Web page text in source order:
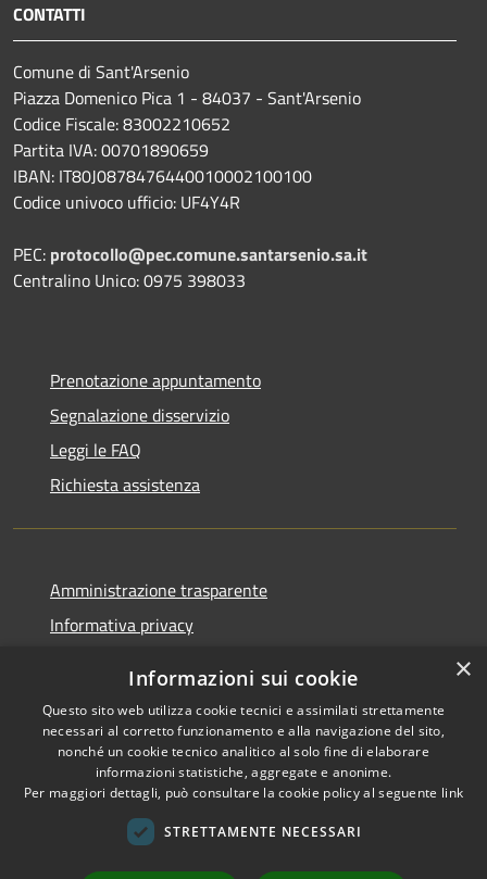
CONTATTI
Comune di Sant'Arsenio
Piazza Domenico Pica 1 - 84037 - Sant'Arsenio
Codice Fiscale: 83002210652
Partita IVA: 00701890659
IBAN: IT80J0878476440010002100100
Codice univoco ufficio: UF4Y4R
PEC: protocollo@pec.comune.santarsenio.sa.it
Centralino Unico: 0975 398033
Prenotazione appuntamento
Segnalazione disservizio
Leggi le FAQ
Richiesta assistenza
Amministrazione trasparente
Informativa privacy
Dichiarazione di accessibilità
RSS
Copyright © 2026 • Comune di
Sant'Arsenio • Powered by
×
Informazioni sui cookie
Questo sito web utilizza cookie tecnici e assimilati strettamente
necessari al corretto funzionamento e alla navigazione del sito,
nonché un cookie tecnico analitico al solo fine di elaborare
informazioni statistiche, aggregate e anonime.
Per maggiori dettagli, può consultare la cookie policy al seguente link
STRETTAMENTE NECESSARI